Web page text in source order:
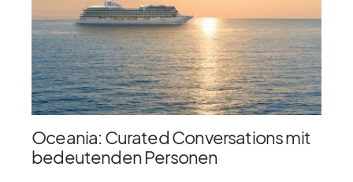
Oceania: Curated Conversations mit
bedeutenden Personen